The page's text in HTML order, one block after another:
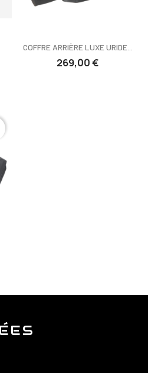
COFFRE ARRIÈRE LUXE URIDE...
269,00 €